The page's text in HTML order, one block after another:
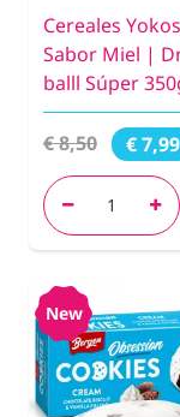
Cereales
Sabor Miel |
balll Súper
€ 8,50 € 7,99
New